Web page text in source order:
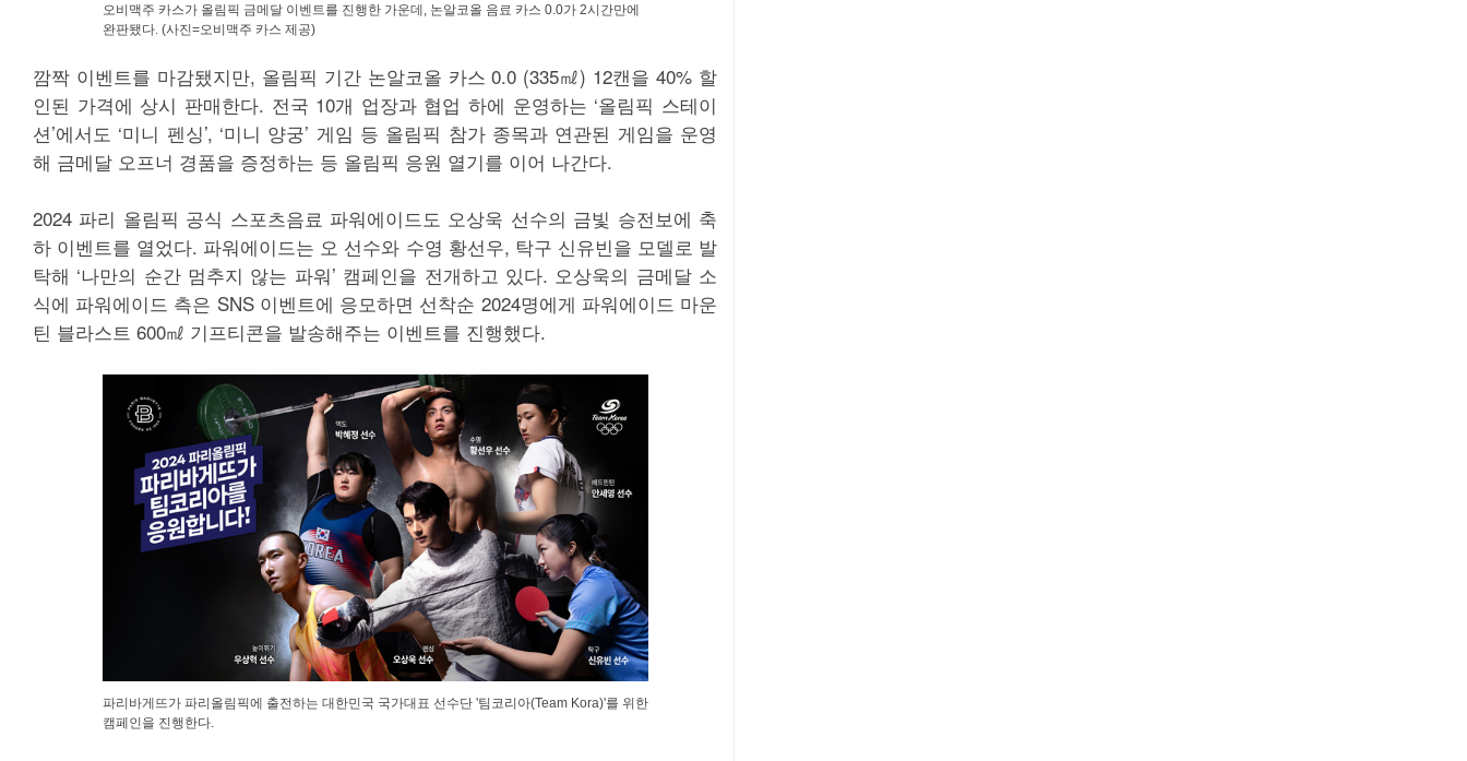
오비맥주 카스가 올림픽 금메달 이벤트를 진행한 가운데, 논알코올 음료 카스 0.0가 2시간만에
완판됐다. (사진=오비맥주 카스 제공)
깜짝 이벤트를 마감됐지만, 올림픽 기간 논알코올 카스 0.0 (335㎖) 12캔을 40% 할
인된 가격에 상시 판매한다. 전국 10개 업장과 협업 하에 운영하는 ‘올림픽 스테이
션’에서도 ‘미니 펜싱’, ‘미니 양궁’ 게임 등 올림픽 참가 종목과 연관된 게임을 운영
해 금메달 오프너 경품을 증정하는 등 올림픽 응원 열기를 이어 나간다.
2024 파리 올림픽 공식 스포츠음료 파워에이드도 오상욱 선수의 금빛 승전보에 축
하 이벤트를 열었다. 파워에이드는 오 선수와 수영 황선우, 탁구 신유빈을 모델로 발
탁해 ‘나만의 순간 멈추지 않는 파워’ 캠페인을 전개하고 있다. 오상욱의 금메달 소
식에 파워에이드 측은 SNS 이벤트에 응모하면 선착순 2024명에게 파워에이드 마운
틴 블라스트 600㎖ 기프티콘을 발송해주는 이벤트를 진행했다.
파리바게뜨가 파리올림픽에 출전하는 대한민국 국가대표 선수단 '팀코리아(Team Kora)'를 위한
캠페인을 진행한다.